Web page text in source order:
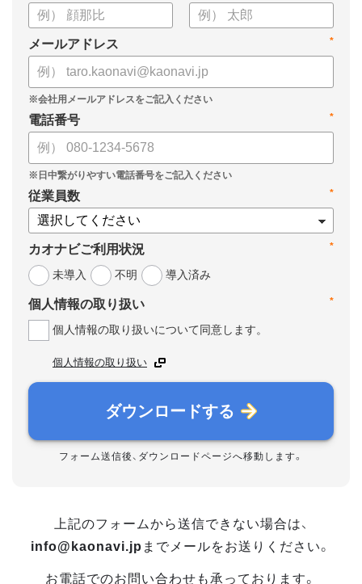
*
メールアドレス
*
電話番号
*
従業員数
*
カオナビご利用状況
未導入
不明 導入済み
*
個人情報の取り扱い
個人情報の取り扱いについて同意します。
個人情報の取り扱い
ダウンロードする
フォーム送信後、ダウンロードページへ移動します。
上記のフォームから送信できない場合は、
info@kaonavi.jp までメールをお送りください。
お電話でのお問い合わせも承っております。